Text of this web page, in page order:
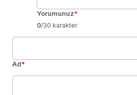
Yorumunuz*
0/30 karakter
Ad*